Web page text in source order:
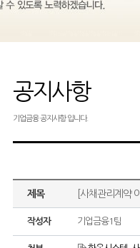
공지사항
기업금융 공지사항 입니다.
제목 [사채관리계약
작성자 기업금융1팀